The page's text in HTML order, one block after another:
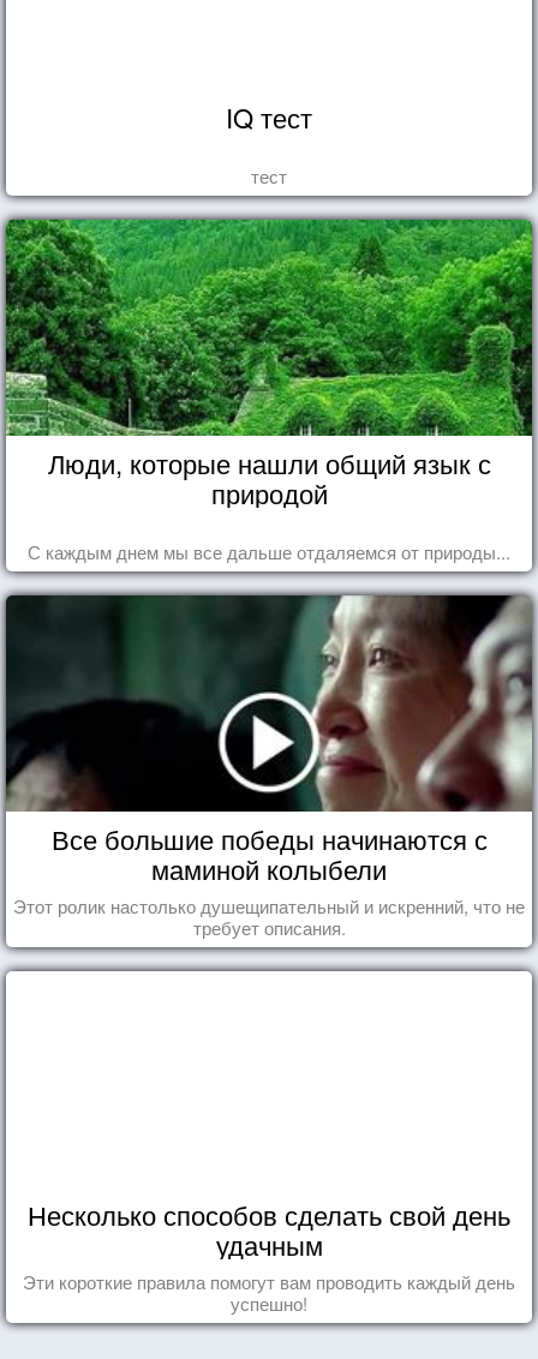
IQ тест
тест
Люди, которые нашли общий язык с
природой
С каждым днем мы все дальше отдаляемся от природы...
Все большие победы начинаются с
маминой колыбели
Этот ролик настолько душещипательный и искренний, что не
требует описания.
Несколько способов сделать свой день
удачным
Эти короткие правила помогут вам проводить каждый день
успешно!